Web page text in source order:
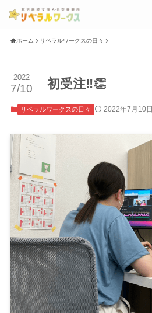
ホーム リベラルワークスの日々
初受注‼️👏
2022
7/10
リベラルワークスの日々 2022年7月10日